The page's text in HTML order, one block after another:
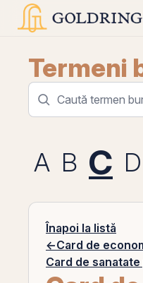
Termeni
A B C D
Înapoi la listă
←Card de
Card de